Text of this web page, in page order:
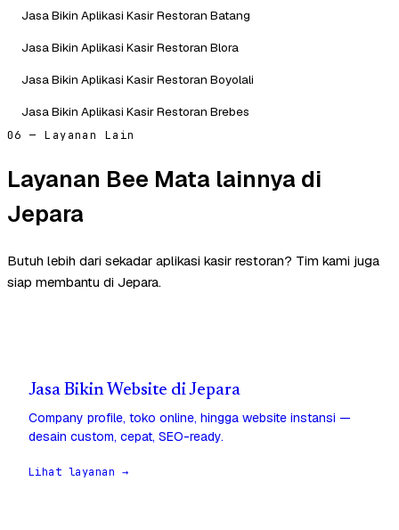
Jasa Bikin Aplikasi Kasir Restoran Batang
Jasa Bikin Aplikasi Kasir Restoran Blora
Jasa Bikin Aplikasi Kasir Restoran Boyolali
Jasa Bikin Aplikasi Kasir Restoran Brebes
06 — Layanan Lain
Layanan Bee Mata lainnya di
Jepara
Butuh lebih dari sekadar aplikasi kasir restoran? Tim kami juga
siap membantu di Jepara.
Jasa Bikin Website di Jepara
Company profile, toko online, hingga website instansi —
desain custom, cepat, SEO-ready.
Lihat layanan →